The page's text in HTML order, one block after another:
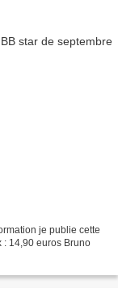
je publie cette
: 14,90 euros Bruno